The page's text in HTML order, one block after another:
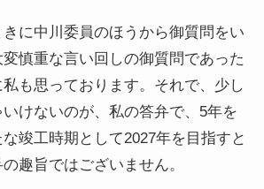
に中川委員のほうから御質問をい
慎重な言い回しの御質問であった
も思っております。それで、少し
けないのが、私の答弁で、5年を
竣工時期として2027年を目指すと
趣旨ではございません。